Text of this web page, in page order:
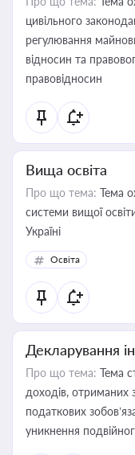
цивільного
регулювання
відносин та
правовідносин
Вища освіта
Про що тема: Тема
системи вищої
Україні
Освіта
Декларування
Про що тема: Тема
доходів, отриманих
податкових
уникнення